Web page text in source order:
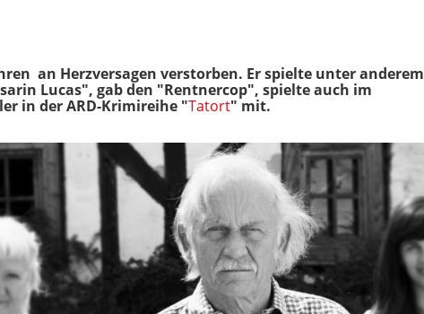
an Herzversagen verstorben. Er spielte unter anderem
Lucas", gab den "Rentnercop", spielte auch im
in der ARD-Krimireihe "Tatort" mit.